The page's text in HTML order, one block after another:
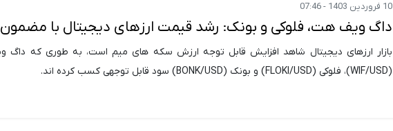
10 فروردین 1403 - 07:46
داگ ویف هت، فلوکی و بونک: رشد قیمت ارزهای دیجیتال با
بازار ارزهای دیجیتال شاهد افزایش قابل توجه ارزش سکه های میم است، به طوری که
(WIF/USD)، فلوکی (FLOKI/USD) و بونک (BONK/USD) سود قابل توجهی کسب کرده اند.